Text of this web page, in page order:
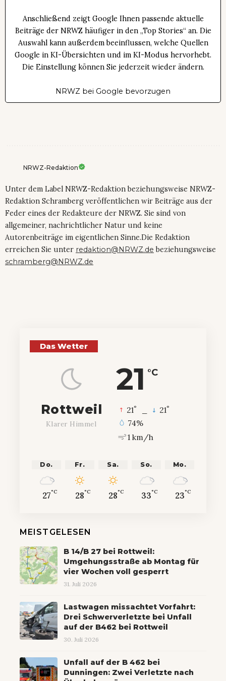
Anschließend zeigt Google Ihnen passende aktuelle
Beiträge der NRWZ häufiger in den „Top Stories“ an. Die
Auswahl kann außerdem beeinflussen, welche Quellen
Google in KI-Übersichten und im KI-Modus hervorhebt.
Die Einstellung können Sie jederzeit wieder ändern.
NRWZ bei Google bevorzugen
NRWZ-Redaktion
Unter dem Label NRWZ-Redaktion beziehungsweise NRWZ-
Redaktion Schramberg veröffentlichen wir Beiträge aus der
Feder eines der Redakteure der NRWZ. Sie sind von
allgemeiner, nachrichtlicher Natur und keine
Autorenbeiträge im eigentlichen Sinne.Die Redaktion
erreichen Sie unter redaktion@NRWZ.de beziehungsweise
schramberg@NRWZ.de
Das Wetter
21 °C
Rottweil
Klarer Himmel
21° 21°
74%
1 km/h
Do.
27°C
Fr.
28°C
Sa.
28°C
So.
33°C
Mo.
23°C
MEISTGELESEN
B 14/B 27 bei Rottweil:
Umgehungsstraße ab Montag für
vier Wochen voll gesperrt
31. Juli 2026
Lastwagen missachtet Vorfahrt:
Drei Schwerverletzte bei Unfall
auf der B462 bei Rottweil
30. Juli 2026
Unfall auf der B 462 bei
Dunningen: Zwei Verletzte nach